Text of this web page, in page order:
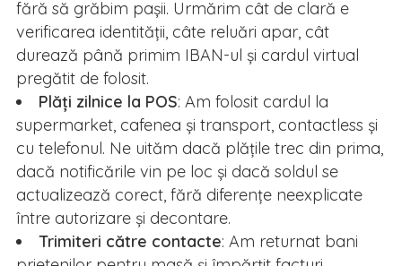
fără să grăbim pașii. Urmărim cât de clară e
verificarea identității, câte reluări apar, cât
durează până primim IBAN-ul și cardul virtual
pregătit de folosit.
Plăți zilnice la POS: Am folosit cardul la
supermarket, cafenea și transport, contactless și
cu telefonul. Ne uităm dacă plățile trec din prima,
dacă notificările vin pe loc și dacă soldul se
actualizează corect, fără diferențe neexplicate
între autorizare și decontare.
Trimiteri către contacte: Am returnat bani